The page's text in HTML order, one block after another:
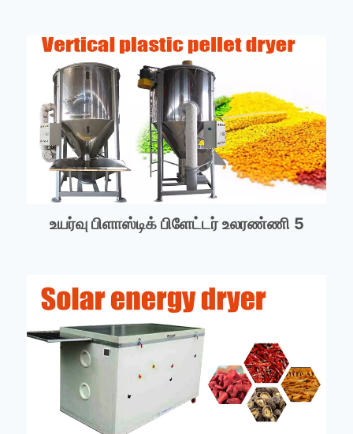
உயர்வு பிளாஸ்டிக் பிளேட்டர் உலரண்ணி 5